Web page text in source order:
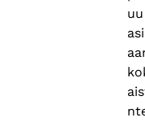
uu